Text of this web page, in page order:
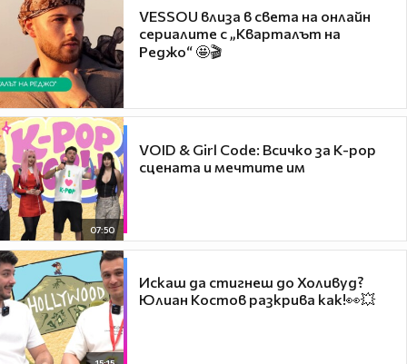
VESSOU влиза в света на онлайн
сериалите с „Кварталът на
Реджо“ 🤩🎬
07:50
VOID & Girl Code: Всичко за K-pop
сцената и мечтите им
Искаш да стигнеш до Холивуд?
Юлиан Костов разкрива как!👀💥